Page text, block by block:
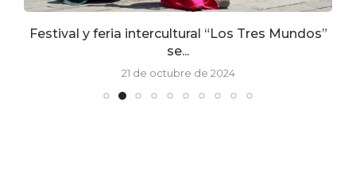
Festival y feria intercultural “Los Tres Mundos”
se...
21 de octubre de 2024